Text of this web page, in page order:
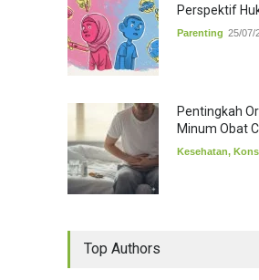
Perspektif
Parenting 25/07/
Pentingkah
Minum Obat
Kesehatan,
Top Authors